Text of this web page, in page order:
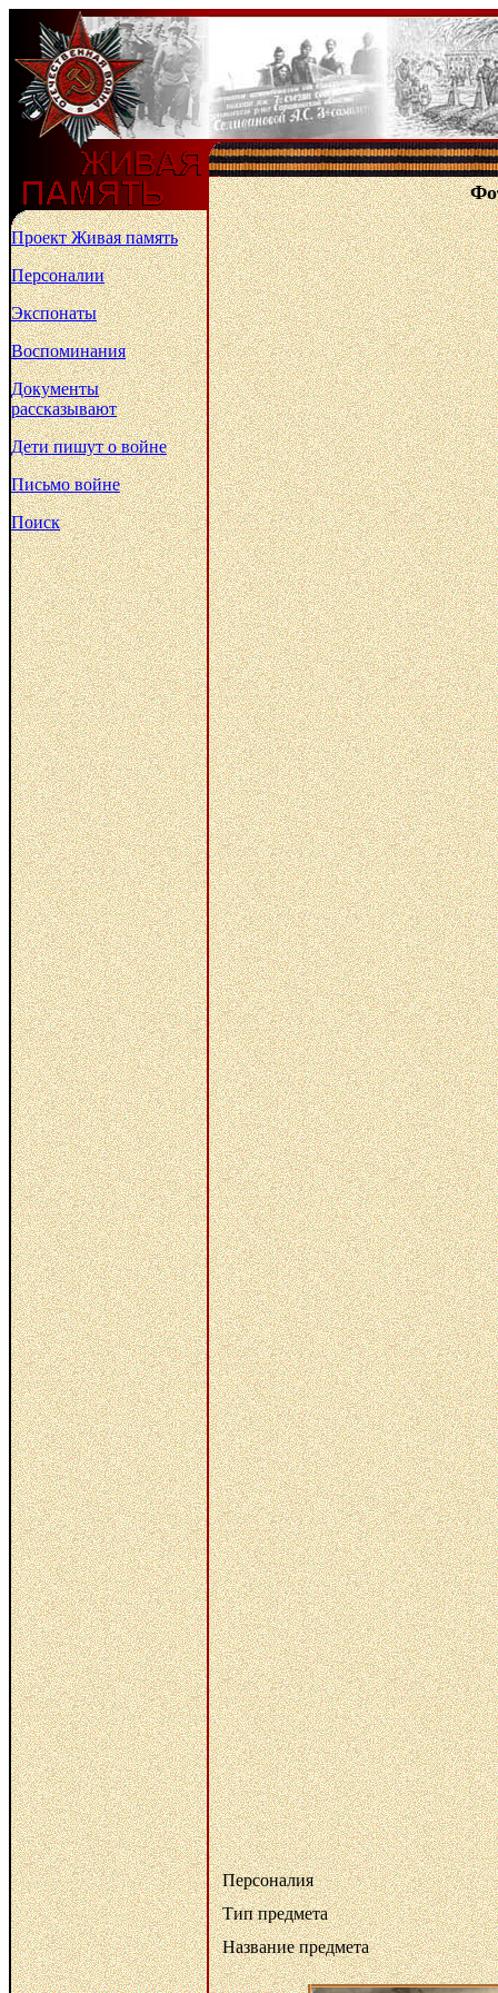
Проект Живая память
Персоналии
Экспонаты
Воспоминания
Документы
рассказывают
Дети пишут о войне
Письмо войне
Поиск
Персоналия
Тип предмета
Название предмета